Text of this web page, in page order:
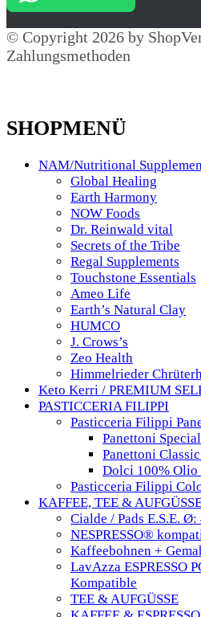
© Copyright 2026 by
Zahlungsmethoden
SHOPMENÜ
NAM/Nutritional
Global Healing
Earth Harmony
NOW Foods
Dr. Reinwald vital
Secrets of the Tribe
Regal Supplements
Touchstone Essentials
Ameo Life
Earth’s Natural Clay
HUMCO
J. Crows’s
Zeo Health
Himmelrieder
Keto Kerri / PREMIUM
PASTICCERIA FILIPPI
Pasticceria Filippi
Panettoni
Panettoni
Dolci 100% Olio
Pasticceria Filippi
KAFFEE, TEE &
Cialde / Pads E.S.E. Ø:
NESPRESSO®
Kaffeebohnen +
LavAzza ESPRESSO
Kompatible
TEE & AUFGÜSSE